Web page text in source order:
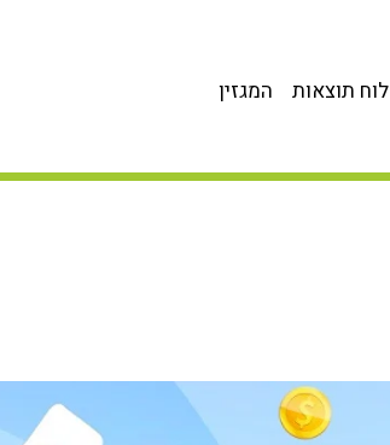
המגזין לוח תוצאות